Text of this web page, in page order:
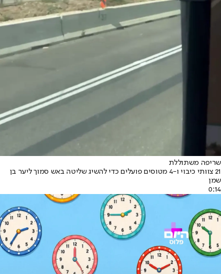
שריפה משתוללת
21 צוותי כיבוי ו-4 מטוסים פועלים כדי להשיג שליטה באש סמוך ליער בן
שמן
0:14